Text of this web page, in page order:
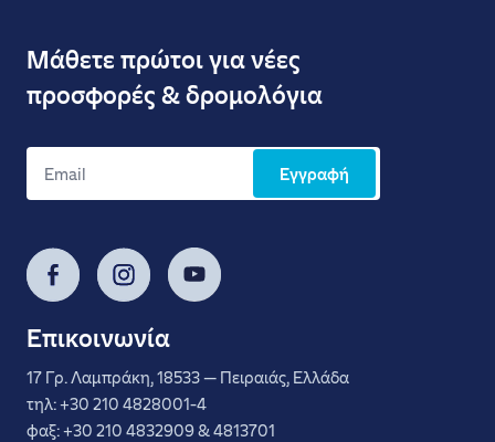
Μάθετε πρώτοι για νέες
προσφορές & δρομολόγια
Εγγραφή
Facebook InstagramYouTube
Επικοινωνία
17 Γρ. Λαμπράκη, 18533 — Πειραιάς, Ελλάδα
τηλ: +30 210 4828001-4
φαξ: +30 210 4832909 & 4813701